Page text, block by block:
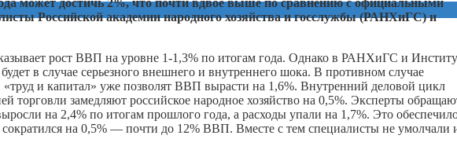
Российской академии народного хозяйства и госслужбы (РАНХиГС) и
рост ВВП на уровне 1-1,3% по итогам года. Однако в РАНХиГС и
в случае серьезного внешнего и внутреннего шока. В противном случае
и капитал» уже позволят ВВП вырасти на 1,6%. Внутренний деловой цикл
торговли замедляют российское народное хозяйство на 0,5%. Эксперты
на 2,4% по итогам прошлого года, а расходы упали на 1,7%. Это
на 0,5% — почти до 12% ВВП. Вместе с тем специалисты не умолчали